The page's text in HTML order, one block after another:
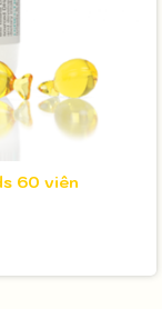
60 viên